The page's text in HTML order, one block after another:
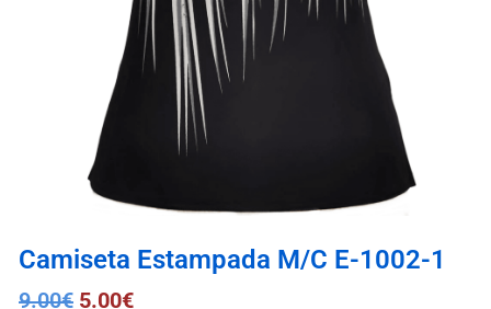
Camiseta Estampada M/C E-1002-1
9.00€ 5.00€